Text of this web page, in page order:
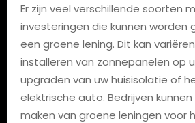
Er zijn veel verschillende soorten
investeringen die kunnen worden
een groene lening. Dit kan
installeren van zonnepanelen op
upgraden van uw huisisolatie of
elektrische auto. Bedrijven
maken van groene leningen voor